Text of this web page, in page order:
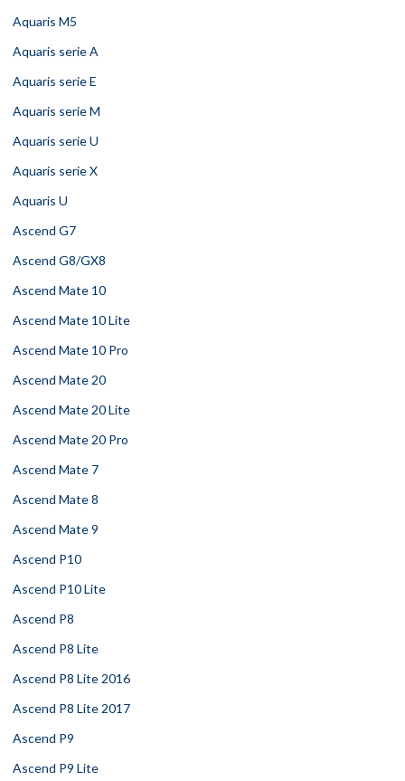
Aquaris M5
Aquaris serie A
Aquaris serie E
Aquaris serie M
Aquaris serie U
Aquaris serie X
Aquaris U
Ascend G7
Ascend G8/GX8
Ascend Mate 10
Ascend Mate 10 Lite
Ascend Mate 10 Pro
Ascend Mate 20
Ascend Mate 20 Lite
Ascend Mate 20 Pro
Ascend Mate 7
Ascend Mate 8
Ascend Mate 9
Ascend P10
Ascend P10 Lite
Ascend P8
Ascend P8 Lite
Ascend P8 Lite 2016
Ascend P8 Lite 2017
Ascend P9
Ascend P9 Lite